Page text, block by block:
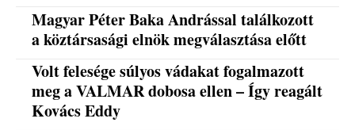
Magyar Péter Baka Andrással találkozott
a köztársasági elnök megválasztása előtt
Volt felesége súlyos vádakat fogalmazott
meg a VALMAR dobosa ellen – Így reagált
Kovács Eddy